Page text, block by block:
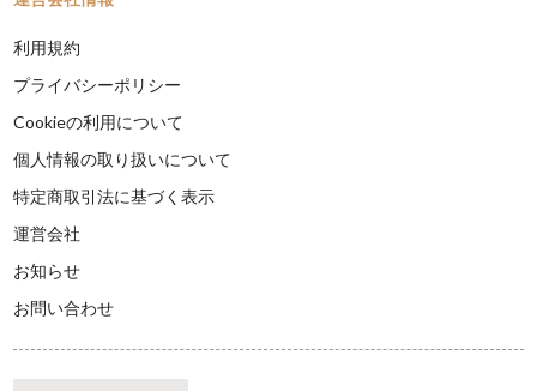
利用規約
プライバシーポリシー
Cookieの利用について
個人情報の取り扱いについて
特定商取引法に基づく表示
運営会社
お知らせ
お問い合わせ